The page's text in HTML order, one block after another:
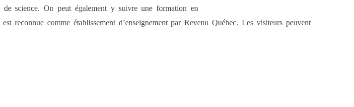
de science. On peut également y suivre une formation en
reconnue comme établissement d’enseignement par Revenu Québec. Lesvisiteurs peuvent